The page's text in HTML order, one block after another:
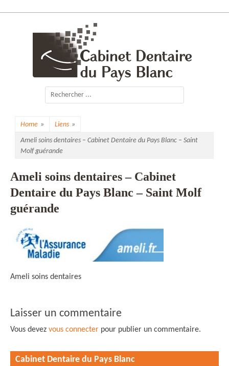
du Pays Blanc
Search
for:
Home » Liens »
Ameli soins dentaires – Cabinet Dentaire du Pays Blanc – Saint
Molf guérande
Ameli soins dentaires – Cabinet
Dentaire du Pays Blanc – Saint Molf
guérande
Ameli soins dentaires
Laisser un commentaire
Vous devez vous connecter pour publier un commentaire.
Cabinet Dentaire du Pays Blanc